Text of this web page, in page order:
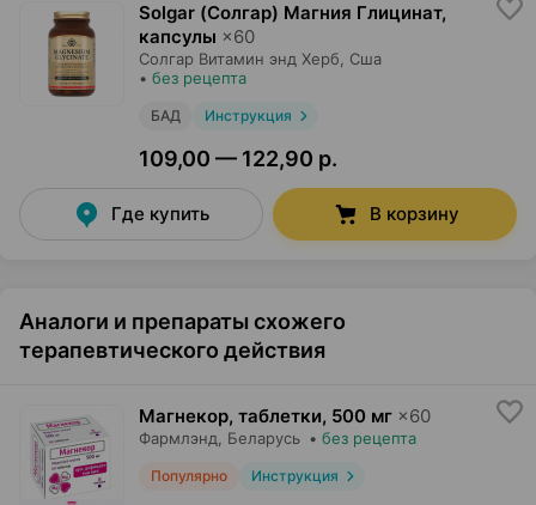
Solgar (Солгар) Магния Глицинат,
капсулы ×60
Солгар Витамин энд Херб , Сша
• без рецепта
БАД Инструкция
109,00 — 122,90 р.
Где купить В корзину
Аналоги и препараты схожего
терапевтического действия
Магнекор, таблетки, 500 мг ×60
Фармлэнд , Беларусь • без рецепта
Популярно Инструкция